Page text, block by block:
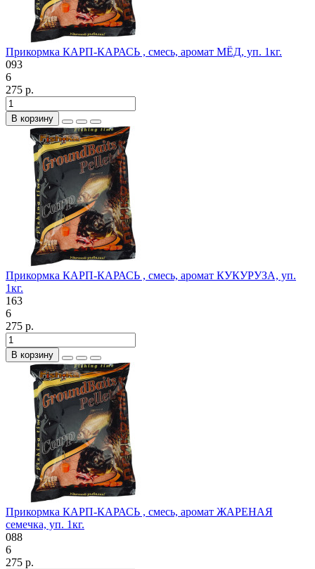
Прикормка КАРП-КАРАСЬ , смесь, аромат МЁД, уп. 1кг.
093
6
275 р.
В корзину
Прикормка КАРП-КАРАСЬ , смесь, аромат КУКУРУЗА, уп.
1кг.
163
6
275 р.
В корзину
Прикормка КАРП-КАРАСЬ , смесь, аромат ЖАРЕНАЯ
семечка, уп. 1кг.
088
6
275 р.